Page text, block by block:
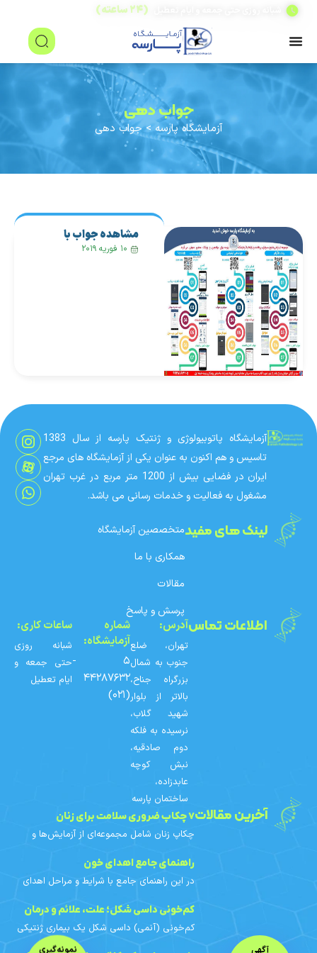
(۲۴ ساعته)
جواب دهی
آزمایشگاه پارسه>جواب دهی
مشاهده جواب با
گوشی همراه
۱۰ فوریه ۲۰۱۹
آزمایشگاه پاتوبیولوژی و ژنتیک پارسه از سال 1383
تاسیس و هم اکنون به عنوان یکی از آزمایشگاه های مرجع
ایران در فضایی بیش از 1200 متر مربع در غرب تهران
مشغول به فعالیت و خدمات رسانی می باشد.
لینک های مفیدمتخصصین آزمایشگاه
همکاری با ما
مقالات
پرسش و پاسخ
اطلاعات تماسآدرس:
تهران، ضلع
جنوب به شمال
بزرگراه جناح،
بالاتر از بلوار
شهید گلاب،
نرسیده به فلکه
دوم صادقیه،
نبش کوچه
عابدزاده،
ساختمان پارسه
شماره‌
آزمایشگاه:
۵ -
۴۴۲۸۷۶۳۲
(۰۲۱)
ساعات کاری:
شبانه روزی
حتی جمعه و
ایام تعطیل
آخرین مقالات۷ چکاپ ضروری سلامت برای زنان
چکاپ زنان شامل مجموعه‌ای از آزمایش‌ها و
سابقه خانوادگی و عوامل خطر هر فرد
برنامه‌ریزی می‌شوند. در
راهنمای جامع اهدای خون
در این راهنمای جامع با شرایط و مراحل اهدای
خون بانوان، آزمایش‌های خون اهدایی، فواید و
مراقبت‌های قبل و
کم‌خونی داسی‌ شکل؛ علت، علائم و درمان
کم‌خونی (آنمی) داسی‌ شکل یک بیماری ژنتیکی
ارثی است. در این مقاله با علائم، علت ژنتیکی،
نمونه‌گیری
آگهی